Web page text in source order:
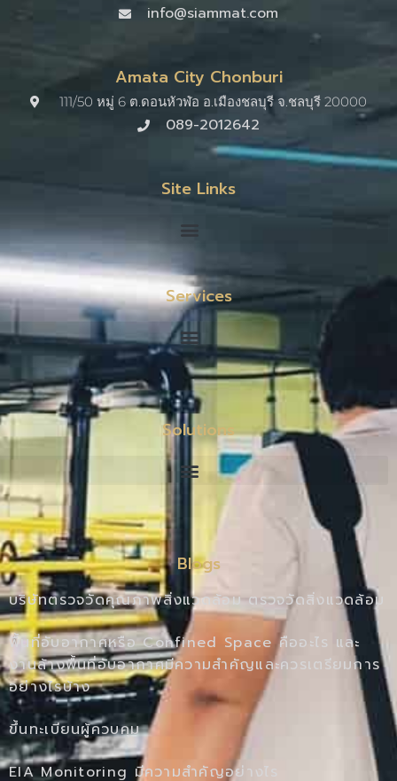
info@siammat.com
Amata City Chonburi
111/50 หมู่ 6 ต.ดอนหัวฬ่อ อ.เมืองชลบุรี จ.ชลบุรี 20000​
089-2012642
Site Links
Services
Solutions
Blogs
บริษัทตรวจวัดคุณภาพสิ่งแวดล้อม ตรวจวัดสิ่งแวดล้อม
พื้นที่อับอากาศหรือ Confined Space คืออะไร และ
งานล้างพื้นที่อับอากาศมีความสำคัญและควรเตรียมการ
อย่างไรบ้าง
ขึ้นทะเบียนผู้ควบคุม
EIA Monitoring มีความสำคัญอย่างไร